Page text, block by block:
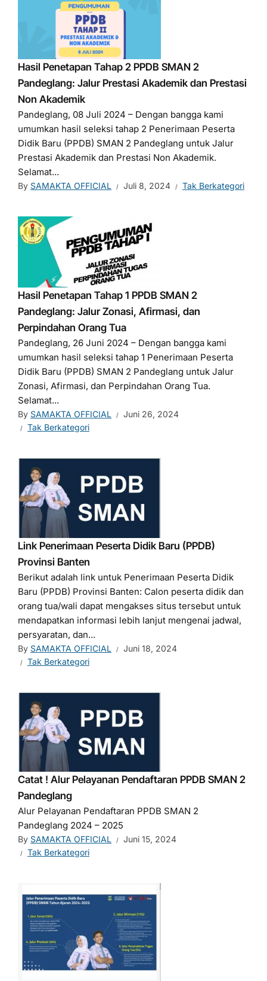
Hasil Penetapan Tahap 2 PPDB SMAN 2
Pandeglang: Jalur Prestasi Akademik dan Prestasi
Non Akademik
Pandeglang, 08 Juli 2024 – Dengan bangga kami
umumkan hasil seleksi tahap 2 Penerimaan Peserta
Didik Baru (PPDB) SMAN 2 Pandeglang untuk Jalur
Prestasi Akademik dan Prestasi Non Akademik.
Selamat...
By SAMAKTA OFFICIAL Juli 8, 2024 Tak Berkategori
Hasil Penetapan Tahap 1 PPDB SMAN 2
Pandeglang: Jalur Zonasi, Afirmasi, dan
Perpindahan Orang Tua
Pandeglang, 26 Juni 2024 – Dengan bangga kami
umumkan hasil seleksi tahap 1 Penerimaan Peserta
Didik Baru (PPDB) SMAN 2 Pandeglang untuk Jalur
Zonasi, Afirmasi, dan Perpindahan Orang Tua.
Selamat...
By SAMAKTA OFFICIAL
Juni 26, 2024
Tak Berkategori
Link Penerimaan Peserta Didik Baru (PPDB)
Provinsi Banten
Berikut adalah link untuk Penerimaan Peserta Didik
Baru (PPDB) Provinsi Banten: Calon peserta didik dan
orang tua/wali dapat mengakses situs tersebut untuk
mendapatkan informasi lebih lanjut mengenai jadwal,
persyaratan, dan...
By SAMAKTA OFFICIAL
Juni 18, 2024
Tak Berkategori
Catat ! Alur Pelayanan Pendaftaran PPDB SMAN 2
Pandeglang
Alur Pelayanan Pendaftaran PPDB SMAN 2
Pandeglang 2024 – 2025
By SAMAKTA OFFICIAL
Juni 15, 2024
Tak Berkategori